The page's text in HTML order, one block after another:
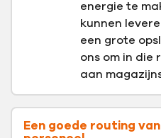
energie te
kunnen
een grote
ons om in die
aan
Een goede routing